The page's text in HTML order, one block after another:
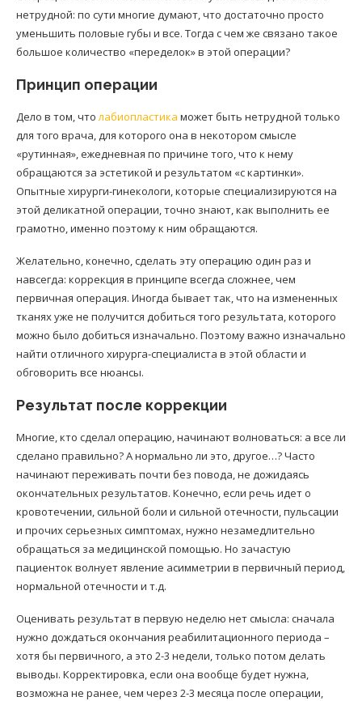
нетрудной: по сути многие думают, что достаточно просто
уменьшить половые губы и все. Тогда с чем же связано такое
большое количество «переделок» в этой операции?
Принцип операции
Дело в том, чтолабиопластика может быть нетрудной только
для того врача, для которого она в некотором смысле
«рутинная», ежедневная по причине того, что к нему
обращаются за эстетикой и результатом «с картинки».
Опытные хирурги-гинекологи, которые специализируются на
этой деликатной операции, точно знают, как выполнить ее
грамотно, именно поэтому к ним обращаются.
Желательно, конечно, сделать эту операцию один раз и
навсегда: коррекция в принципе всегда сложнее, чем
первичная операция. Иногда бывает так, что на измененных
тканях уже не получится добиться того результата, которого
можно было добиться изначально. Поэтому важно изначально
найти отличного хирурга-специалиста в этой области и
обговорить все нюансы.
Результат после коррекции
Многие, кто сделал операцию, начинают волноваться: а все ли
сделано правильно? А нормально ли это, другое…? Часто
начинают переживать почти без повода, не дожидаясь
окончательных результатов. Конечно, если речь идет о
кровотечении, сильной боли и сильной отечности, пульсации
и прочих серьезных симптомах, нужно незамедлительно
обращаться за медицинской помощью. Но зачастую
пациенток волнует явление асимметрии в первичный период,
нормальной отечности и т.д.
Оценивать результат в первую неделю нет смысла: сначала
нужно дождаться окончания реабилитационного периода –
хотя бы первичного, а это 2-3 недели, только потом делать
выводы. Корректировка, если она вообще будет нужна,
возможна не ранее, чем через 2-3 месяца после операции,